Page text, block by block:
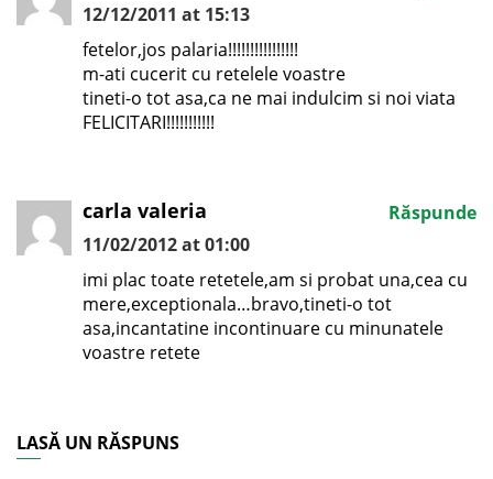
12/12/2011 at 15:13
fetelor,jos palaria!!!!!!!!!!!!!!!!
m-ati cucerit cu retelele voastre
tineti-o tot asa,ca ne mai indulcim si noi viata
FELICITARI!!!!!!!!!!!
carla valeria
11/02/2012 at 01:00
imi plac toate retetele,am si probat una,cea cu
mere,exceptionala…bravo,tineti-o tot
asa,incantatine incontinuare cu minunatele
voastre retete
Răspunde
LASĂ UN RĂSPUNS